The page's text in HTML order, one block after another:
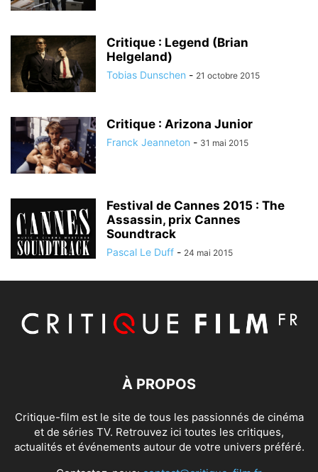
Critique : Legend (Brian
Helgeland)
Tobias Dunschen - 21 octobre 2015
Critique : Arizona Junior
Franck Jeanneton - 31 mai 2015
Festival de Cannes 2015 : The
Assassin, prix Cannes
Soundtrack
Pascal Le Duff - 24 mai 2015
À PROPOS
Critique-film est le site de tous les passionnés de cinéma
et de séries TV. Retrouvez ici toutes les critiques,
actualités et événements autour de votre univers préféré.